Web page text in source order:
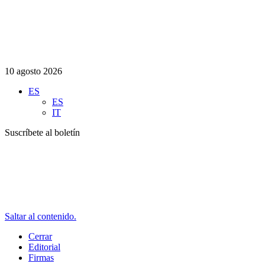
10 agosto 2026
ES
ES
IT
Suscríbete al boletín
Saltar al contenido.
Cerrar
Editorial
Firmas